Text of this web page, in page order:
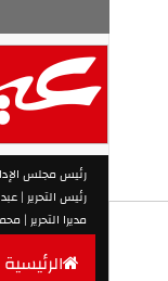
رئيس مجلس
رئيس التحرير |
مديرا التحرير |
الرئيسية